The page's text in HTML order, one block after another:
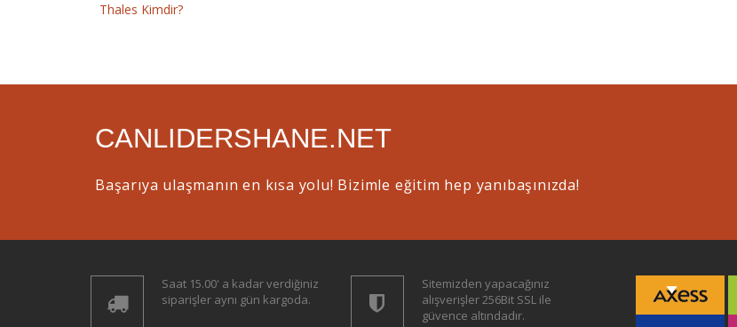
Thales Kimdir?
CANLIDERSHANE.NET
Başarıya ulaşmanın en kısa yolu! Bizimle eğitim hep yanıbaşınızda!
Saat 15.00' a kadar verdiğiniz
siparişler aynı gün kargoda.
Sitemizden yapacağınız
alışverişler 256Bit SSL ile
güvence altındadır.